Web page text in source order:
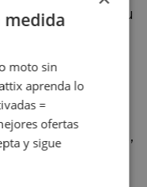
gracias a su
Front Assist
de la
una sólida
impacto frontal,
de peatones,
infantil y
medida
moto sin
aprenda lo
=
ofertas
y sigue